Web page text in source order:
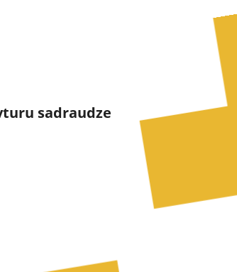
un Dievturība @
sadraudze